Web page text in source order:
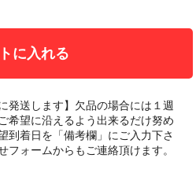
に入れる
発送します】欠品の場合には１週
希望に沿えるよう出来るだけ努め
到着日を「備考欄」にご入力下さ
フォームからもご連絡頂けます。